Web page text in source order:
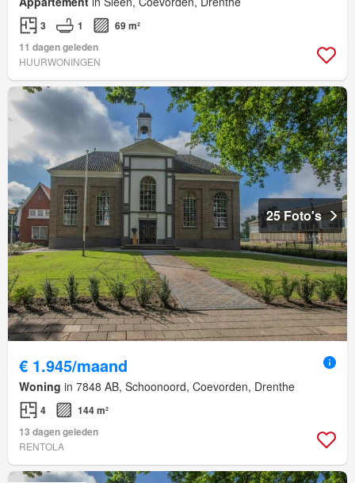
3 1
69 m²
11 dagen geleden
HUURWONINGEN
25 Foto's
€ 1.945/maand
Woning in 7848 AB, Schoonoord, Coevorden, Drenthe
4
144 m²
13 dagen geleden
RENTOLA